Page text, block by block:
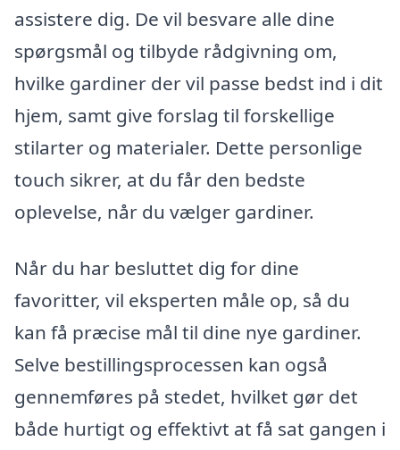
assistere dig. De vil besvare alle dine
spørgsmål og tilbyde rådgivning om,
hvilke gardiner der vil passe bedst ind i dit
hjem, samt give forslag til forskellige
stilarter og materialer. Dette personlige
touch sikrer, at du får den bedste
oplevelse, når du vælger gardiner.
Når du har besluttet dig for dine
favoritter, vil eksperten måle op, så du
kan få præcise mål til dine nye gardiner.
Selve bestillingsprocessen kan også
gennemføres på stedet, hvilket gør det
både hurtigt og effektivt at få sat gangen i